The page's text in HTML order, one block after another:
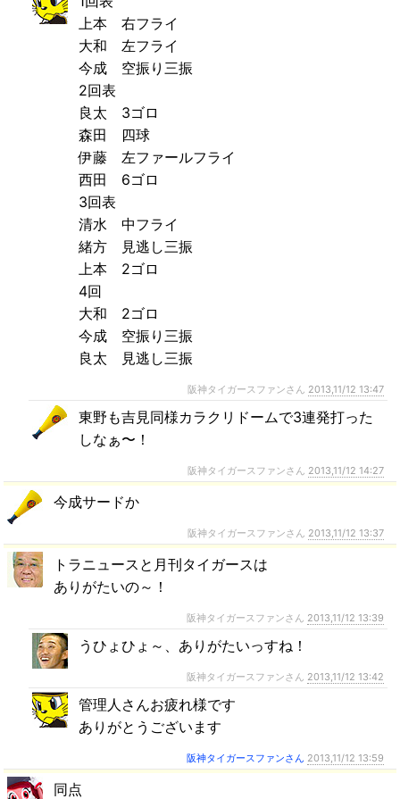
上本 右フライ
大和 左フライ
今成 空振り三振
2回表
良太 3ゴロ
森田 四球
伊藤 左ファールフライ
西田 6ゴロ
3回表
清水 中フライ
緒方 見逃し三振
上本 2ゴロ
4回
大和 2ゴロ
今成 空振り三振
良太 見逃し三振
阪神タイガースファンさん 2013,11/12 13:47
東野も吉見同様カラクリドームで3連発打った
しなぁ〜！
阪神タイガースファンさん 2013,11/12 14:27
今成サードか
阪神タイガースファンさん 2013,11/12 13:37
トラニュースと月刊タイガースは
ありがたいの～！
阪神タイガースファンさん 2013,11/12 13:39
うひょひょ～、ありがたいっすね！
阪神タイガースファンさん 2013,11/12 13:42
管理人さんお疲れ様です
ありがとうございます
阪神タイガースファンさん 2013,11/12 13:59
同点